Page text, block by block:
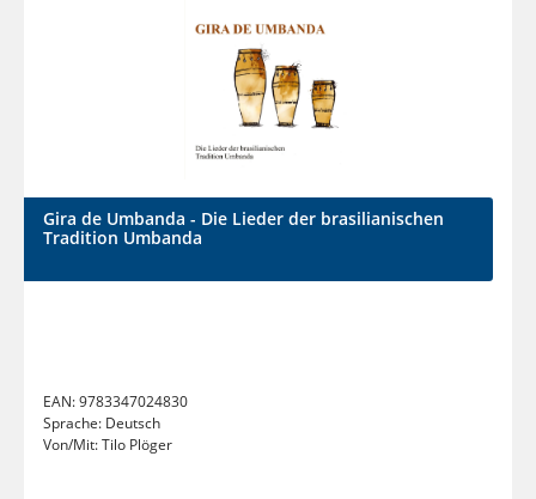
Gira de Umbanda - Die Lieder der brasilianischen
Tradition Umbanda
EAN:9783347024830
Sprache: Deutsch
Von/Mit:Tilo Plöger